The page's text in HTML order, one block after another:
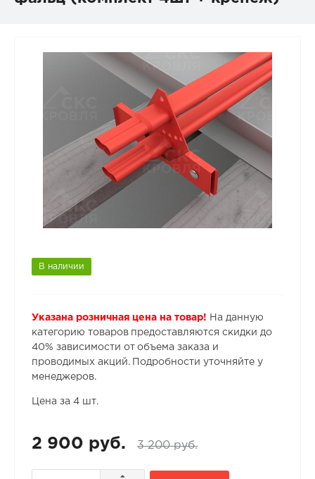
В наличии
Указана розничная цена на товар! На данную
категорию товаров предоставляются скидки до
40% зависимости от объема заказа и
проводимых акций. Подробности уточняйте у
менеджеров.
Цена за 4 шт.
2 900 руб. 3 200 руб.